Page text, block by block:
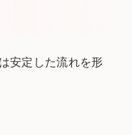
安定した流れを形